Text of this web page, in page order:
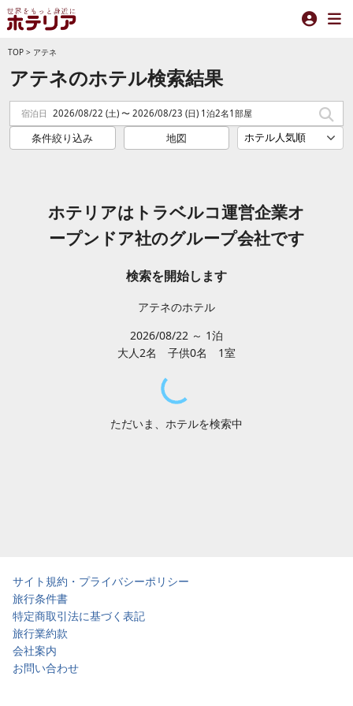
TOP > アテネ
アテネのホテル検索結果
宿泊日 2026/08/22 (土) 〜 2026/08/23 (日) 1泊2名1部屋
条件絞り込み 地図
ホテリアはトラベルコ運営企業オ
ープンドア社のグループ会社です
検索を開始します
アテネのホテル
2026/08/22 ～ 1泊
大人2名 子供0名 1室
ただいま、ホテルを検索中
サイト規約・プライバシーポリシー
旅行条件書
特定商取引法に基づく表記
旅行業約款
会社案内
お問い合わせ